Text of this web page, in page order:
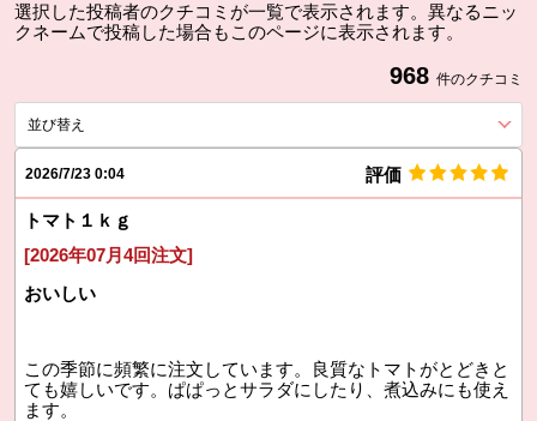
選択した投稿者のクチコミが一覧で表示されます。異なるニッ
クネームで投稿した場合もこのページに表示されます。
968 件のクチコミ
並び替え
2026/7/23 0:04 評価
トマト１ｋｇ
[2026年07月4回注文]
おいしい
この季節に頻繁に注文しています。良質なトマトがとどきと
ても嬉しいです。ぱぱっとサラダにしたり、煮込みにも使え
ます。